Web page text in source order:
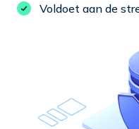
Voldoet aan de